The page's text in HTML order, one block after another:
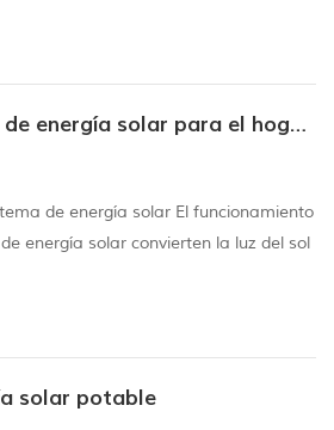
solares, que esté emparejado
de energía en el lugar de
de energía,...
Instale el sistema de energía solar para el hogar que necesita en verano
de energía solar El funcionamiento
energía solar convierten la luz del sol
el inversor cambia la intensidad
continua) a la energía de
solar potable